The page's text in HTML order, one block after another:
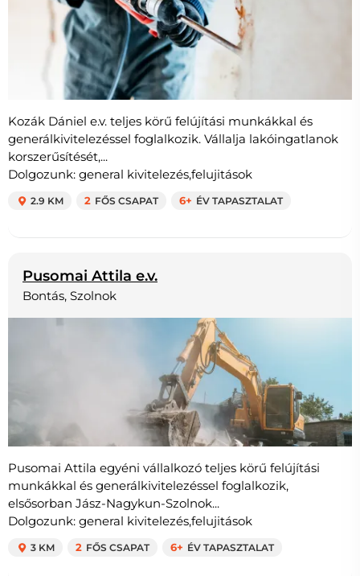
Kozák Dániel e.v. teljes körű felújítási munkákkal és
generálkivitelezéssel foglalkozik. Vállalja lakóingatlanok
korszerűsítését,...
Dolgozunk: general kivitelezés,felujitások
2.9 KM 2 FŐS CSAPAT 6+ ÉV TAPASZTALAT
Pusomai Attila e.v.
Bontás, Szolnok
Pusomai Attila egyéni vállalkozó teljes körű felújítási
munkákkal és generálkivitelezéssel foglalkozik,
elsősorban Jász-Nagykun-Szolnok...
Dolgozunk: general kivitelezés,felujitások
3 KM 2 FŐS CSAPAT 6+ ÉV TAPASZTALAT